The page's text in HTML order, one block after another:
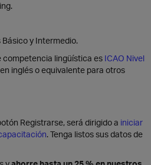
Básico y Intermedio.
competencia lingüística es ICAO Nivel
inglés o equivalente para otros
Registrarse, será dirigido a iniciar
. Tenga listos sus datos de